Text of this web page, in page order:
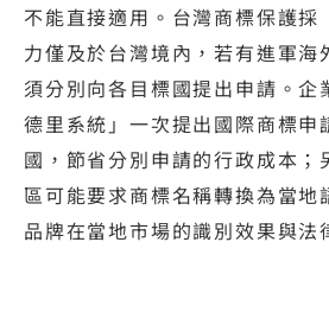
不能直接適用。台灣商標保護採
力僅及於台灣境內，若有進軍海
須分別向各目標國提出申請。企
德里系統」一次提出國際商標申
國，節省分別申請的行政成本；
區可能要求商標名稱轉換為當地
品牌在當地市場的識別效果與法